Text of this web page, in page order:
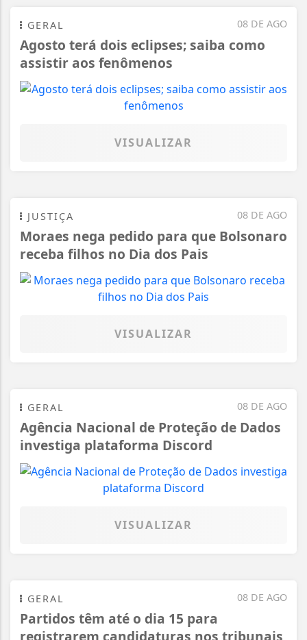
08 DE AGO
GERAL
Agosto terá dois eclipses; saiba como
assistir aos fenômenos
VISUALIZAR
08 DE AGO
JUSTIÇA
Moraes nega pedido para que Bolsonaro
receba filhos no Dia dos Pais
VISUALIZAR
08 DE AGO
GERAL
Agência Nacional de Proteção de Dados
investiga plataforma Discord
VISUALIZAR
08 DE AGO
GERAL
Partidos têm até o dia 15 para
registrarem candidaturas nos tribunais